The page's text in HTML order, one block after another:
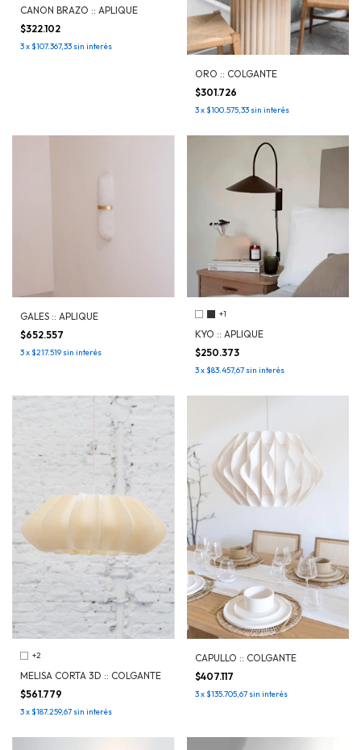
CANON BRAZO :: APLIQUE
$322.102
3x$107.367,33 sin interés
ORO :: COLGANTE
$301.726
3x$100.575,33 sin interés
GALES :: APLIQUE
$652.557
3x$217.519 sin interés
+1
KYO :: APLIQUE
$250.373
3x$83.457,67 sin interés
+2
MELISA CORTA 3D :: COLGANTE
$561.779
3x$187.259,67 sin interés
CAPULLO :: COLGANTE
$407.117
3x$135.705,67 sin interés